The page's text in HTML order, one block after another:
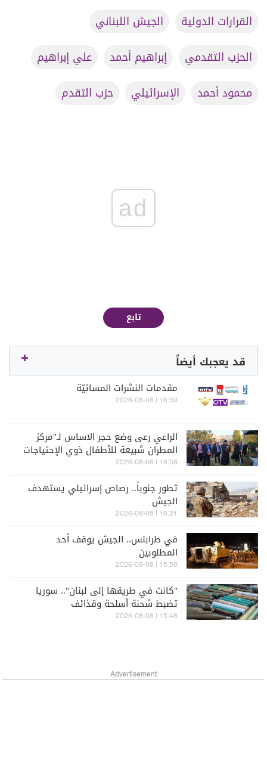
القرارات الدولية
الجيش اللبناني
الحزب التقدمي
إبراهيم أحمد
علي إبراهيم
محمود أحمد
الإسرائيلي حزب التقدم
ad
تابع
قد يعجبك أيضاً
مقدمات النشرات المسائيّة
16:59 | 2026-08-08
الراعي رعى وضع حجر الاساس لـ"مركز
المطران شبيعة للأطفال ذوي الإحتياجات
الخاصة" في بشري
16:58 | 2026-08-08
تطور جنوباً.. رصاص إسرائيلي يستهدف
الجيش
16:21 | 2026-08-08
في طرابلس.. الجيش يوقف أحد
المطلوبين
15:58 | 2026-08-08
"كانت في طريقها إلى لبنان".. سوريا
تضبط شحنة أسلحة وقذائف
15:48 | 2026-08-08
Advertisement